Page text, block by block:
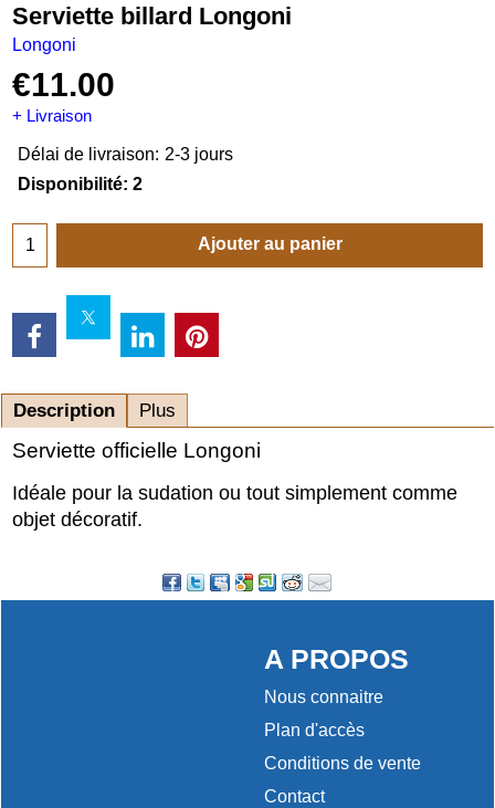
Serviette billard Longoni
Longoni
€11.00
+ Livraison
Délai de livraison: 2-3 jours
Disponibilité: 2
Ajouter au panier
Description Plus
Serviette officielle Longoni
Idéale pour la sudation ou tout simplement comme
objet décoratif.
A PROPOS
Nous connaitre
Plan d'accès
Conditions de vente
Contact